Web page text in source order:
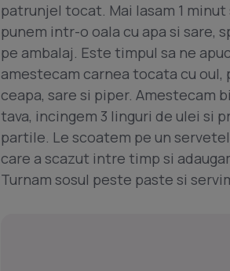
patrunjel tocat. Mai lasam 1
punem intr-o oala cu apa si
pe ambalaj. Este timpul sa ne
amestecam carnea tocata cu
ceapa, sare si piper. Amestecam
tava, incingem 3 linguri de ulei si
partile. Le scoatem pe un
care a scazut intre timp si
Turnam sosul peste paste si